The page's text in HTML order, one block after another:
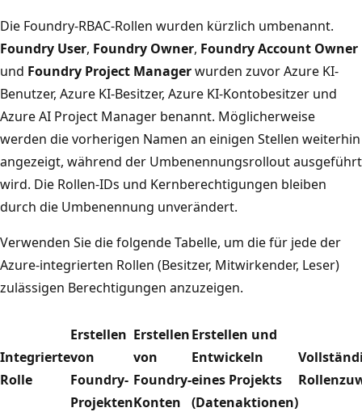
Die Foundry-RBAC-Rollen wurden kürzlich umbenannt.
Foundry User, Foundry Owner, Foundry Account Owner
und Foundry Project Managerwurden zuvor Azure KI-
Benutzer, Azure KI-Besitzer, Azure KI-Kontobesitzer und
Azure AI Project Manager benannt. Möglicherweise
werden die vorherigen Namen an einigen Stellen weiterhin
angezeigt, während der Umbenennungsrollout ausgeführt
wird. Die Rollen-IDs und Kernberechtigungen bleiben
durch die Umbenennung unverändert.
Verwenden Sie die folgende Tabelle, um die für jede der
Azure-integrierten Rollen (Besitzer, Mitwirkender, Leser)
zulässigen Berechtigungen anzuzeigen.
Integrierte
Rolle
Erstellen
von
Foundry-
Projekten
Erstellen
von
Foundry-
Konten
Erstellen und
Entwickeln
eines Projekts
(Datenaktionen)